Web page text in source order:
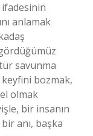
ifadesinin
anlamak
savunma
bozmak,
olmak
bir insanın
anı, başka